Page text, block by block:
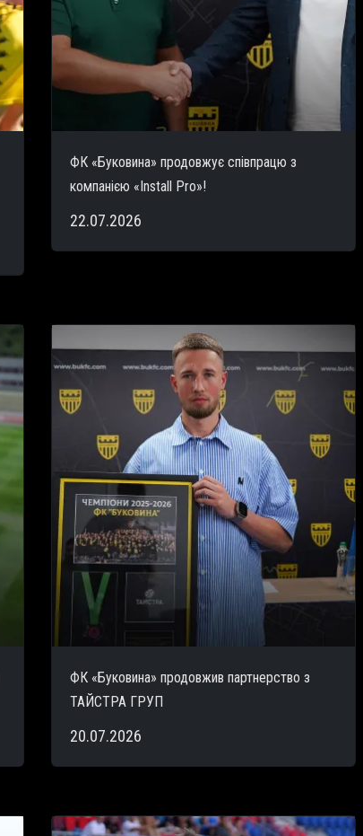
ФК «Буковина» продовжує співпрацю з
компанією «Install Pro»!
22.07.2026
ФК «Буковина» продовжив партнерство з
ТАЙСТРА ГРУП
20.07.2026